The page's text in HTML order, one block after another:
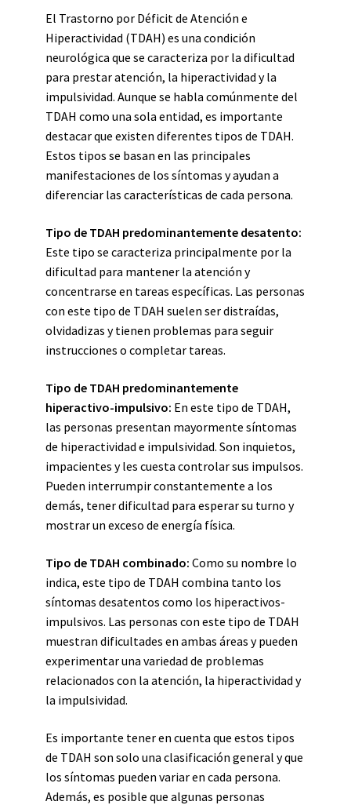
El Trastorno por Déficit de Atención e
Hiperactividad (TDAH) es una condición
neurológica que se caracteriza por la dificultad
para prestar atención, la hiperactividad y la
impulsividad. Aunque se habla comúnmente del
TDAH como una sola entidad, es importante
destacar que existen diferentes tipos de TDAH.
Estos tipos se basan en las principales
manifestaciones de los síntomas y ayudan a
diferenciar las características de cada persona.
Tipo de TDAH predominantemente desatento:
Este tipo se caracteriza principalmente por la
dificultad para mantener la atención y
concentrarse en tareas específicas. Las personas
con este tipo de TDAH suelen ser distraídas,
olvidadizas y tienen problemas para seguir
instrucciones o completar tareas.
Tipo de TDAH predominantemente
hiperactivo-impulsivo: En este tipo de TDAH,
las personas presentan mayormente síntomas
de hiperactividad e impulsividad. Son inquietos,
impacientes y les cuesta controlar sus impulsos.
Pueden interrumpir constantemente a los
demás, tener dificultad para esperar su turno y
mostrar un exceso de energía física.
Tipo de TDAH combinado: Como su nombre lo
indica, este tipo de TDAH combina tanto los
síntomas desatentos como los hiperactivos-
impulsivos. Las personas con este tipo de TDAH
muestran dificultades en ambas áreas y pueden
experimentar una variedad de problemas
relacionados con la atención, la hiperactividad y
la impulsividad.
Es importante tener en cuenta que estos tipos
de TDAH son solo una clasificación general y que
los síntomas pueden variar en cada persona.
Además, es posible que algunas personas